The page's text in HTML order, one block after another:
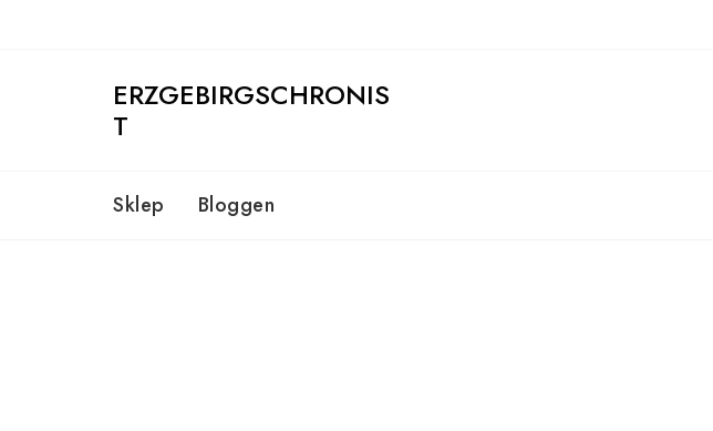
ERZGEBIRGSCHRONIS
T
Sklep Bloggen